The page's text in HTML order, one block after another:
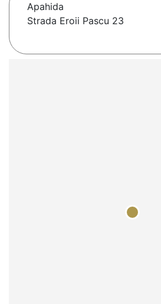
Apahida
Strada Eroii Pascu 23